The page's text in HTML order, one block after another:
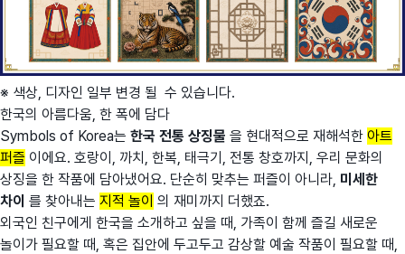
※ 색상, 디자인 일부 변경 될 수 있습니다.
한국의 아름다움, 한 폭에 담다
Symbols of Korea는 한국 전통 상징물 을 현대적으로 재해석한 아트
퍼즐 이에요. 호랑이, 까치, 한복, 태극기, 전통 창호까지, 우리 문화의
상징을 한 작품에 담아냈어요. 단순히 맞추는 퍼즐이 아니라, 미세한
차이 를 찾아내는 지적 놀이 의 재미까지 더했죠.
외국인 친구에게 한국을 소개하고 싶을 때, 가족이 함께 즐길 새로운
놀이가 필요할 때, 혹은 집안에 두고두고 감상할 예술 작품이 필요할 때,